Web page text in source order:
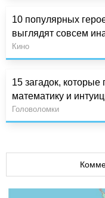
10 популярных
выглядят совсем
Кино
15 загадок, которые
математику и
Головоломки